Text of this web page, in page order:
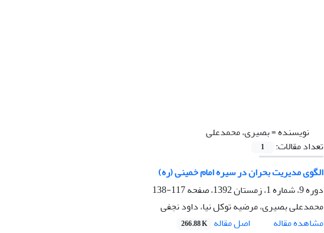
نویسنده =بصیری، محمدعلی
تعداد مقالات:
1
الگوی مدیریت بحران در سیره امام خمینی (ره)
دوره 9، شماره 1، زمستان 1392، صفحه
117-138
محمدعلی بصیری، مرضیه توکل نیا، داود نجفی
مشاهده مقاله
اصل مقاله 266.88 K